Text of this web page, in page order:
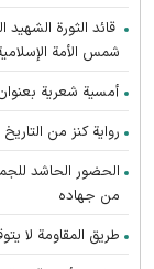
قائد الثورة
شمس الأمة
أمسية شعرية
رواية كنز من
الحضور الحاشد
من جهاده
طريق المقاومة لا